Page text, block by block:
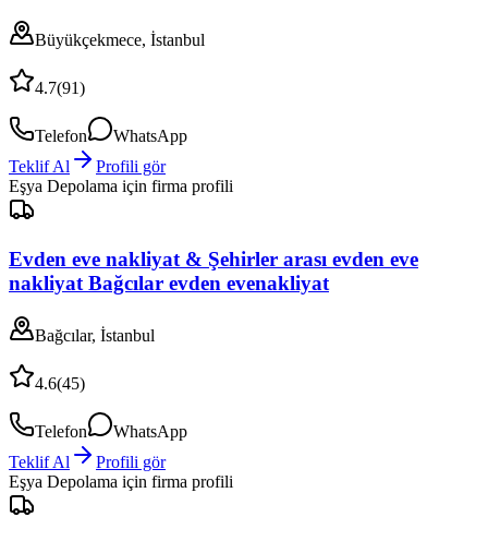
Büyükçekmece, İstanbul
4.7(91)
Telefon
WhatsApp
Teklif Al
Profili gör
Eşya Depolama için firma profili
Evden eve nakliyat & Şehirler arası evden eve
nakliyat Bağcılar evden evenakliyat
Bağcılar, İstanbul
4.6(45)
Telefon
WhatsApp
Teklif Al
Profili gör
Eşya Depolama için firma profili